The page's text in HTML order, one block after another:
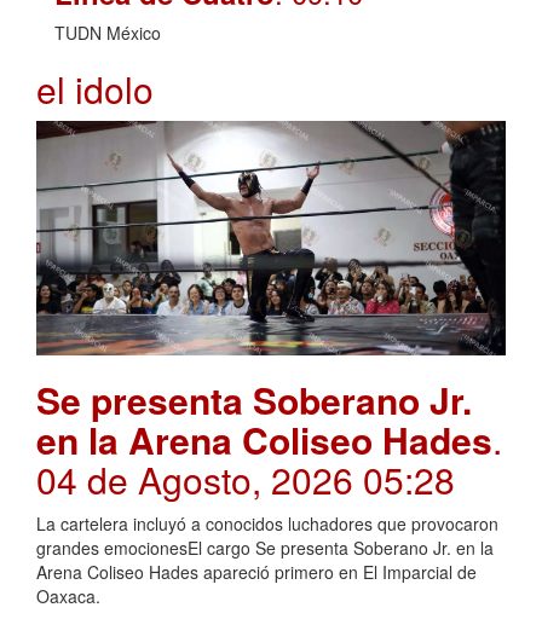
TUDN México
el idolo
Se presenta Soberano Jr.
en la Arena Coliseo Hades.
04 de Agosto, 2026 05:28
La cartelera incluyó a conocidos luchadores que provocaron
grandes emocionesEl cargo Se presenta Soberano Jr. en la
Arena Coliseo Hades apareció primero en El Imparcial de
Oaxaca.